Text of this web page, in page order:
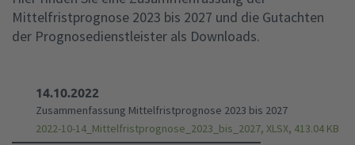
Mittelfristprognose 2023 bis 2027 und die Gutachten
der Prognosedienstleister als Downloads.
14.10.2022
Zusammenfassung Mittelfristprognose 2023 bis 2027
2022-10-14_Mittelfristprognose_2023_bis_2027, XLSX, 413.04 KB